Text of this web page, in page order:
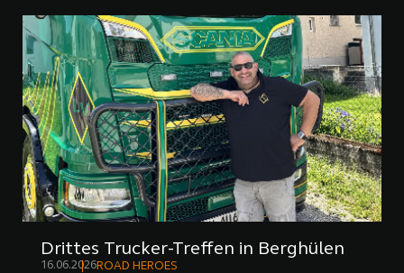
Drittes Trucker-Treffen in Berghülen
16.06.2026ROAD HEROES